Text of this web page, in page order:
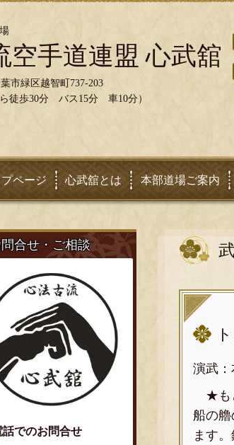
空手道連盟 心武舘
市緑区越智町737-203
徒歩30分 バス15分 車10分）
プページ 心武舘とは 本部道場ご案内
演武
★も
船の
ます
合せ・ご相談
話でのお問合せ